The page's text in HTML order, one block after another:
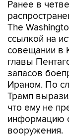
The
ссылкой на
совещании в
главы
запасов
Ираном. По
Трамп
что ему не
информацию
вооружения.
Трамп в